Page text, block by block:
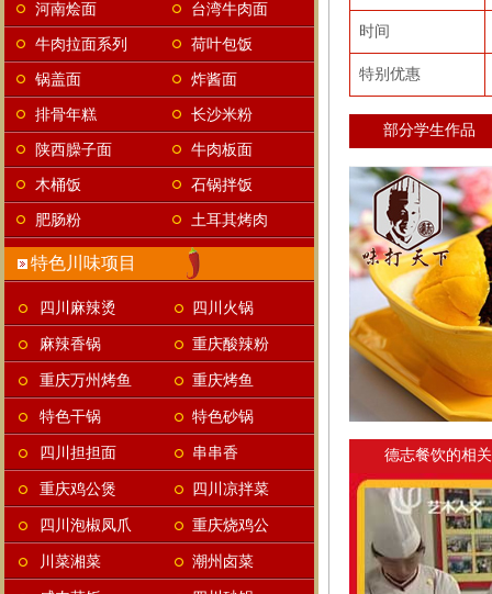
河南烩面 台湾牛肉面
牛肉拉面系列 荷叶包饭
锅盖面 炸酱面
排骨年糕 长沙米粉
陕西臊子面 牛肉板面
木桶饭 石锅拌饭
肥肠粉 土耳其烤肉
特色川味项目
四川麻辣烫 四川火锅
麻辣香锅 重庆酸辣粉
重庆万州烤鱼 重庆烤鱼
特色干锅 特色砂锅
四川担担面 串串香
重庆鸡公煲 四川凉拌菜
四川泡椒凤爪 重庆烧鸡公
川菜湘菜 潮州卤菜
时间
特别优惠
部分学生作品
德志餐饮的相